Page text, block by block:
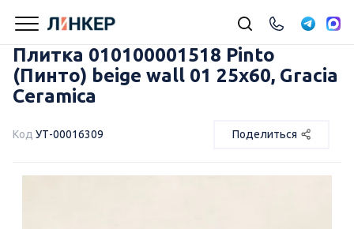
Плитка 010100001518 Pinto
(Пинто) beige wall 01 25х60, Gracia
Ceramica
Код УТ-00016309 Поделиться